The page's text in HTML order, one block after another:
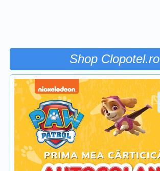
Shop Clopotel.ro